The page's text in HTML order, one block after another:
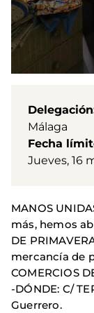
Delegación
Málaga
Fecha
Jueves, 16
MANOS
más, hemos
DE
mercancía de
COMERCIOS
-DÓNDE: C/
Guerrero.